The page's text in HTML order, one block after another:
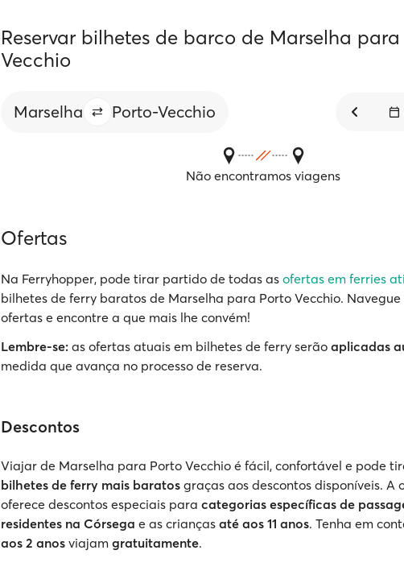
Reservar bilhetes de barco de Marselha
Vecchio
Marselha Porto-Vecchio
Não encontramos viagens
Ofertas
Na Ferryhopper, pode tirar partido de todas as ofertas em ferries
bilhetes de ferry baratos de Marselha para Porto Vecchio.
ofertas e encontre a que mais lhe convém!
Lembre-se: as ofertas atuais em bilhetes de ferry serão aplicadas
medida que avança no processo de reserva.
Descontos
Viajar de Marselha para Porto Vecchio é fácil, confortável e pode
bilhetes de ferry mais baratos graças aos descontos disponíveis. A
oferece descontos especiais para categorias específicas de
residentes na Córsega e as crianças até aos 11 anos. Tenha em
aos 2 anos viajam gratuitamente.